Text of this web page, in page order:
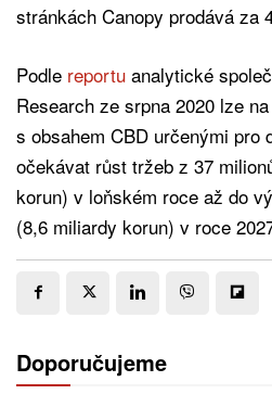
stránkách Canopy prodává za
Podle reportu analytické
Research ze srpna 2020 lze
s obsahem CBD určenými pro
očekávat růst tržeb z 37
korun) v loňském roce až do
(8,6 miliardy korun) v roce
Doporučujeme